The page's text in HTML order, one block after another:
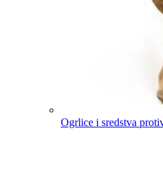
Ogrlice i sredstva